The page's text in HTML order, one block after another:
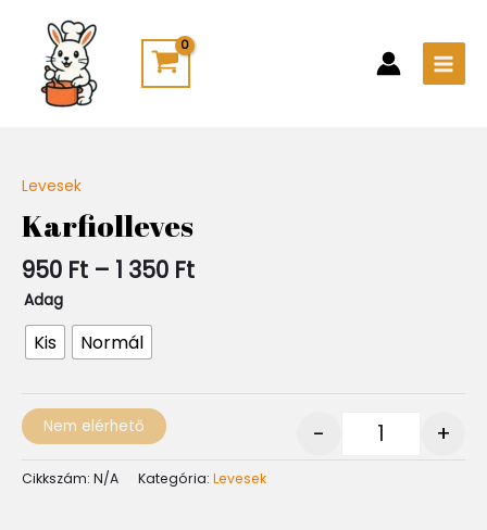
content
Levesek
Karfiolleves
950 Ft – 1 350 Ft1
350 Ft
Adag
Kis Normál
- +
Nem elérhető
Cikkszám: N/A Kategória: Levesek